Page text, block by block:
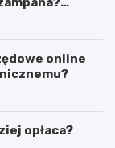
online
opłaca?